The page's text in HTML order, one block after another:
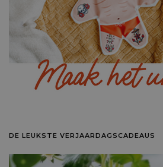
DE LEUKSTE VERJAARDAGSCADEAUS